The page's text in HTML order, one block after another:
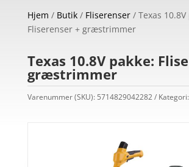
Hjem / Butik/ Fliserenser/ Texas 10.8V
Fliserenser + græstrimmer
Texas 10.8V pakke:
græstrimmer
Varenummer (SKU): 5714829042282 Kategori: